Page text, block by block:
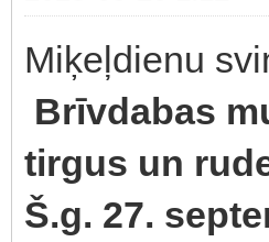
Miķeļdienu
Brīvdabas
tirgus un
Š.g. 27.